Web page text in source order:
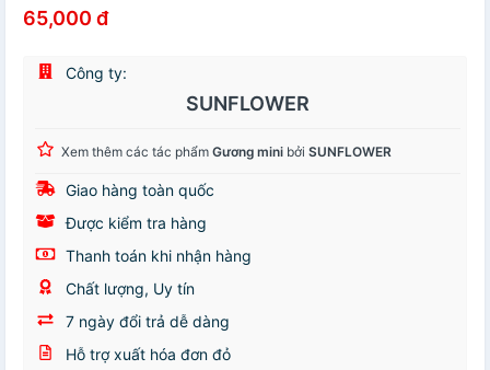
65,000 đ
Công ty:
SUNFLOWER
Xem thêm các tác phẩm Gương mini bởi SUNFLOWER
Giao hàng toàn quốc
Được kiểm tra hàng
Thanh toán khi nhận hàng
Chất lượng, Uy tín
7 ngày đổi trả dễ dàng
Hỗ trợ xuất hóa đơn đỏ